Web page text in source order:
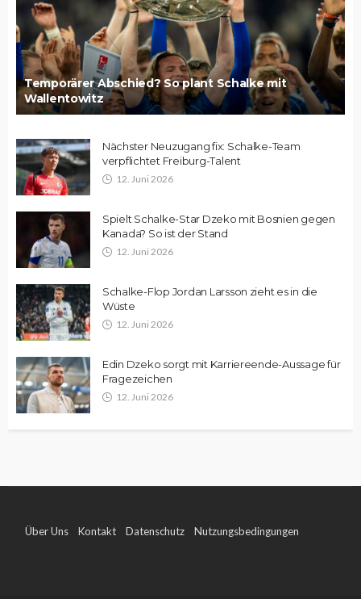
Temporärer Abschied? So plant Schalke mit
Wallentowitz
Nächster Neuzugang fix: Schalke-Team
verpflichtet Freiburg-Talent
12. Juni 2026
Spielt Schalke-Star Dzeko mit Bosnien gegen
Kanada? So ist der Stand
12. Juni 2026
Schalke-Flop Jordan Larsson zieht es in die
Wüste
12. Juni 2026
Edin Dzeko sorgt mit Karriereende-Aussage für
Fragezeichen
12. Juni 2026
Über Uns Kontakt Datenschutz Nutzungsbedingungen